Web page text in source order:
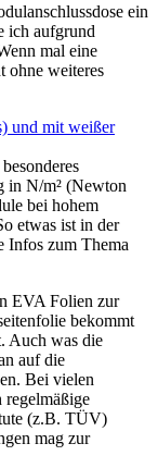
ein
ich aufgrund
mal eine
ohne weiteres
in N/m² (Newton
bei hohem
etwas ist in der
Infos zum Thema
EVA Folien zur
bekommt
Auch was die
auf die
Bei vielen
regelmäßige
(z.B. TÜV)
mag zur